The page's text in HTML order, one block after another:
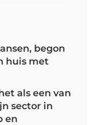
begon
huis met
als een van
sector in
en